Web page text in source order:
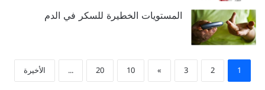
المستويات الخطيرة للسكر في الدم
1
2
3
»
10
20
... الأخيرة